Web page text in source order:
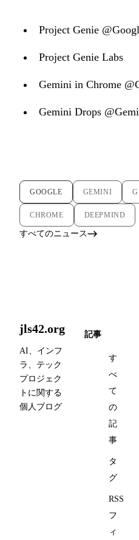
Project Genie
Project Genie Labs
Gemini in Chrome
Gemini Drops
GOOGLE GEMINI
CHROME DEEPMIND
すべてのニュース
jls42.org
AI、インフ
ラ、テック
プロジェク
トに関する
個人ブログ
記事
す
べ
て
の
記
事
タ
グ
RSS
フ
ィ